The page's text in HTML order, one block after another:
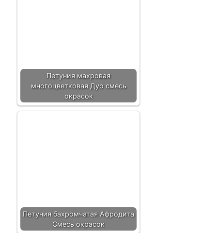
Петуния махровая
многоцветковая Дуо смесь
окрасок
Петуния бахромчатая Афродита
Смесь окрасок